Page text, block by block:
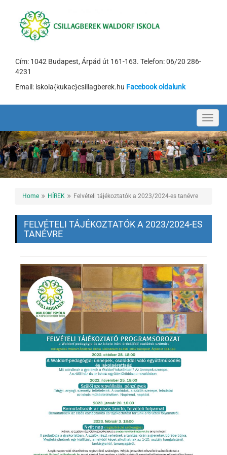
Cím: 1042 Budapest, Árpád út 161-163. Telefon: 06/20 286-
4231
Email: iskola{kukac}csillagberek.hu Facebook oldalunk
Home HÍREK Felvételi tájékoztatók a 2023/2024-es tanévre
FELVÉTELI TÁJÉKOZTATÓK A 2023/2024-ES
TANÉVRE